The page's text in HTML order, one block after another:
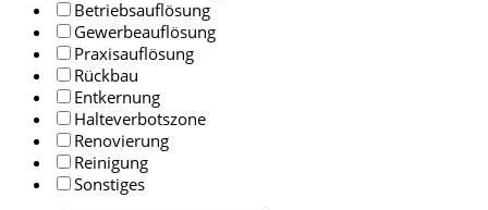
Betriebsauflösung
Gewerbeauflösung
Praxisauflösung
Rückbau
Entkernung
Halteverbotszone
Renovierung
Reinigung
Sonstiges